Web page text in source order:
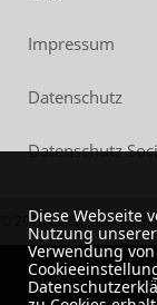
Impressum
Datenschutz
Datenschutz
© 2018-2023, Vossloh-
Diese Webseite
Nutzung
Verwendung